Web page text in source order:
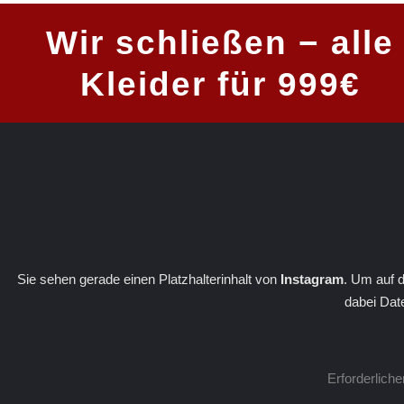
Wir schließen − alle
Kleider für 999€
Sie sehen gerade einen Platzhalterinhalt von Instagram. Um auf
dabei